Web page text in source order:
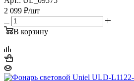
2 099 ₽/шт
В корзину